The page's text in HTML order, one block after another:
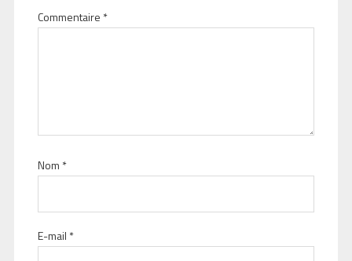
Commentaire *
Nom *
E-mail *